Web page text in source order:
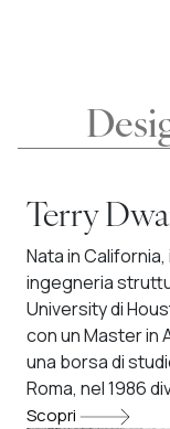
Terry
Nata in
ingegneria
University di
con un Master in
una borsa di
Roma, nel 1986
Scopri